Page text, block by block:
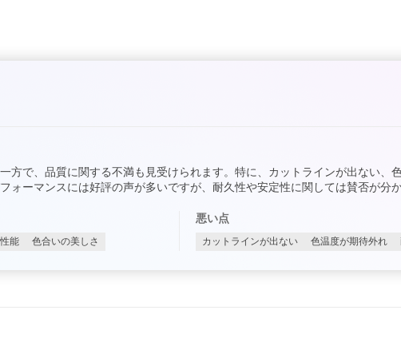
で、品質に関する不満も見受けられます。特に、カットラインが出ない、
ーマンスには好評の声が多いですが、耐久性や安定性に関しては賛否が分か
能 色合いの美しさ
悪い点
カットラインが出ない 色温度が期待外れ